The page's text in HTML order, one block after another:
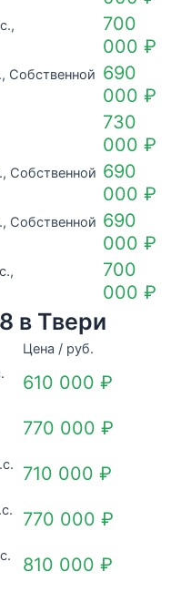
700
000 ₽
Собственной 690
000 ₽
730
000 ₽
Собственной 690
000 ₽
Собственной 690
000 ₽
700
000 ₽
в Твери
Цена / руб.
610 000 ₽
770 000 ₽
710 000 ₽
770 000 ₽
810 000 ₽